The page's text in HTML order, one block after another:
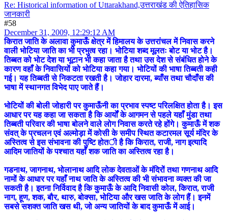
Re: Historical information of Uttarakhand,उत्तराखंड की ऐतिहासिक
जानकारी
#58
December 31, 2009, 12:29:12 AM
किरात जाति के अलावा कुमाऊँ क्षेत्र में हिमालय के उत्तरांचल में निवास करने
वाली भोटिया जाति का भी प्रभुत्व रहा। भोटिया शब्द मूलतः बोट या भोट है।
तिब्बत को भोट देश या भूटान भी कहा जाता है तथा उस देश से संबंधित होने के
कारण वहाँ के निवासियों को भोटिया कहा गया। भोटियों की भाषा तिब्बती कही
गई। यह तिब्बती से निकटता रखती है। जोहार दारमा, ब्याँस तथा चौदाँस की
भाषा में स्थानगत विभेद पाए जाते हैं।
भोटियों की बोली जोहारी पर कुमाऊँनी का प्रभाव स्पष्ट परिलक्षित होता है। इस
आधार पर यह कहा जा सकता है कि आर्यों के आगमन से पहले यहाँ मुंडा तथा
तिब्बती परिवार की भाषा बोलने वाले लोग निवास करते रहे होंगे। कुमाऊँ में शक
संवत् के प्रचलन एवं अल्मोड़ा में कोसी के समीप स्थित कटारमल सूर्य मंदिर के
अस्तित्व से इस संभावना की पुष्टि होती है कि किरात, राजी, नाग इत्यादि
आदिम जातियों के पश्चात यहाँ शक जाति का अस्तित्व रहा है।
गडनाथ, जागनाथ, भोलानाथ आदि लोक देवताओं के मंदिरों तथा गणनाथ आदि
नामों के आधार पर यहाँ नाथ जाति के अस्तित्व की भी संभावना व्यक्त की जा
सकती है। इतना निर्विवाद है कि कुमाऊँ के आदि निवासी कोल, किरात, राजी
नाग, हूण, शक, बौर, थारु, बोक्सा, भोटिया और खस जाति के लोग हैं। इनमें
सबसे सशक्त जाति खस थी, जो अन्य जातियों के बाद कुमाऊँ में आई।